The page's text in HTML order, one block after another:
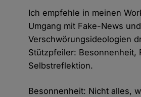
Ich empfehle in meinen
Umgang mit Fake-News und
Verschwörungsideologien
Stützpfeiler: Besonnenheit,
Selbstreflektion.
Besonnenheit: Nicht alles,